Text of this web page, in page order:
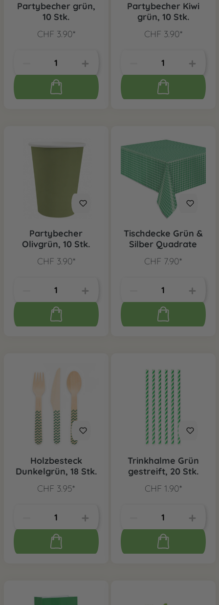
Partybecher grün,
10 Stk.
CHF 3.90*
Partybecher Kiwi
grün, 10 Stk.
CHF 3.90*
Partybecher
Olivgrün, 10 Stk.
CHF 3.90*
Tischdecke Grün &
Silber Quadrate
CHF 7.90*
Holzbesteck
Dunkelgrün, 18 Stk.
CHF 3.95*
Trinkhalme Grün
gestreift, 20 Stk.
CHF 1.90*